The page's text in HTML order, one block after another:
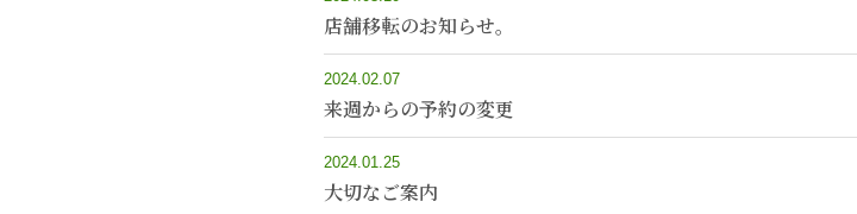
店舗移転のお知らせ。
2024.02.07
来週からの予約の変更
2024.01.25
大切なご案内